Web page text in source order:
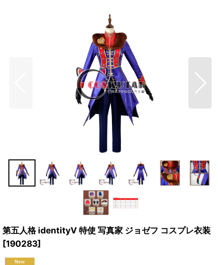
第五人格 identityV 特使 写真家 ジョゼフ コスプレ衣装
[190283]